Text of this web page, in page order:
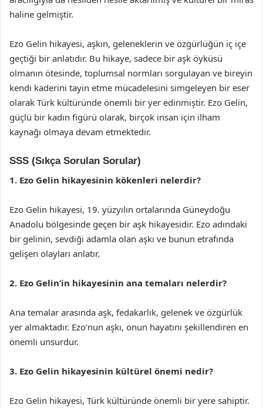
haline gelmiştir.
Ezo Gelin hikayesi, aşkın, geleneklerin ve özgürlüğün iç içe
geçtiği bir anlatıdır. Bu hikaye, sadece bir aşk öyküsü
olmanın ötesinde, toplumsal normları sorgulayan ve bireyin
kendi kaderini tayin etme mücadelesini simgeleyen bir eser
olarak Türk kültüründe önemli bir yer edinmiştir. Ezo Gelin,
güçlü bir kadın figürü olarak, birçok insan için ilham
kaynağı olmaya devam etmektedir.
SSS (Sıkça Sorulan Sorular)
1. Ezo Gelin hikayesinin kökenleri nelerdir?
Ezo Gelin hikayesi, 19. yüzyılın ortalarında Güneydoğu
Anadolu bölgesinde geçen bir aşk hikayesidir. Ezo adındaki
bir gelinin, sevdiği adamla olan aşkı ve bunun etrafında
gelişen olayları anlatır.
2. Ezo Gelin’in hikayesinin ana temaları nelerdir?
Ana temalar arasında aşk, fedakarlık, gelenek ve özgürlük
yer almaktadır. Ezo’nun aşkı, onun hayatını şekillendiren en
önemli unsurdur.
3. Ezo Gelin hikayesinin kültürel önemi nedir?
Ezo Gelin hikayesi, Türk kültüründe önemli bir yere sahiptir.